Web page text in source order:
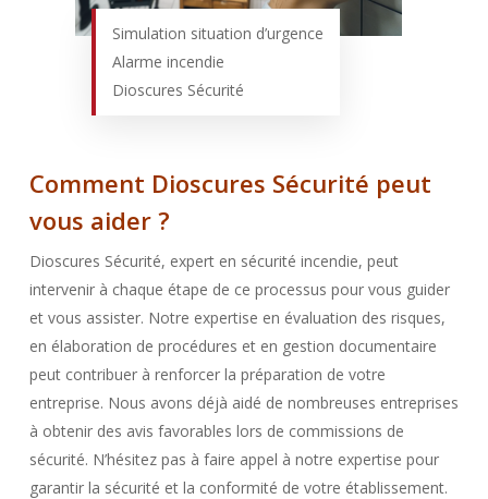
Simulation situation d’urgence
Alarme incendie
Dioscures Sécurité
Comment Dioscures Sécurité peut
vous aider ?
Dioscures Sécurité, expert en sécurité incendie, peut
intervenir à chaque étape de ce processus pour vous guider
et vous assister. Notre expertise en évaluation des risques,
en élaboration de procédures et en gestion documentaire
peut contribuer à renforcer la préparation de votre
entreprise. Nous avons déjà aidé de nombreuses entreprises
à obtenir des avis favorables lors de commissions de
sécurité. N’hésitez pas à faire appel à notre expertise pour
garantir la sécurité et la conformité de votre établissement.